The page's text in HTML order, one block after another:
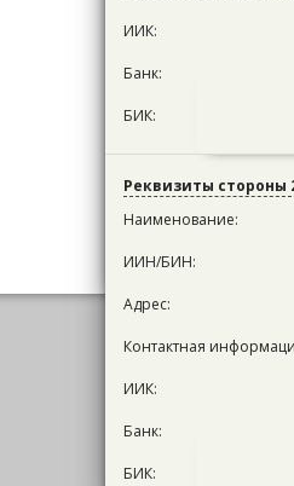
ИИК:
Банк:
БИК:
Реквизиты стороны
Наименование:
ИИН/БИН:
Адрес:
Контактная
ИИК:
Банк:
БИК:
Главная
Контакты